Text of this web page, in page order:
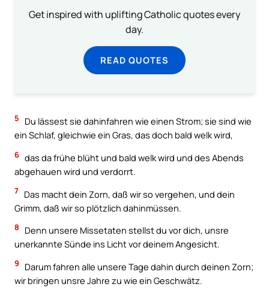
Get inspired with uplifting Catholic quotes every
day.
READ QUOTES
5
Du lässest sie dahinfahren wie einen Strom; sie sind wie
ein Schlaf, gleichwie ein Gras, das doch bald welk wird,
6 das da frühe blüht und bald welk wird und des Abends
abgehauen wird und verdorrt.
7 Das macht dein Zorn, daß wir so vergehen, und dein
Grimm, daß wir so plötzlich dahinmüssen.
8
Denn unsere Missetaten stellst du vor dich, unsre
unerkannte Sünde ins Licht vor deinem Angesicht.
9
Darum fahren alle unsere Tage dahin durch deinen Zorn;
wir bringen unsre Jahre zu wie ein Geschwätz.